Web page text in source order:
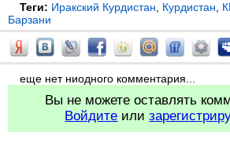
Теги: Иракский Курдистан Курдистан
Барзани
еще нет ниодного комментария...
Вы не можете оставлять
Войдите или